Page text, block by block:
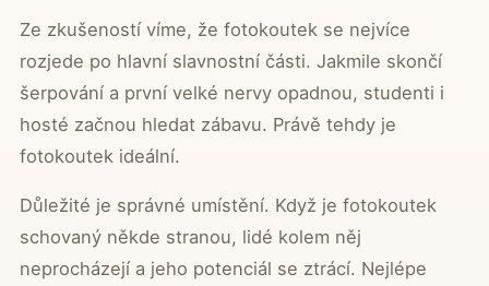
Ze zkušeností víme, že fotokoutek se nejvíce
rozjede po hlavní slavnostní části. Jakmile skončí
šerpování a první velké nervy opadnou, studenti i
hosté začnou hledat zábavu. Právě tehdy je
fotokoutek ideální.
Důležité je správné umístění. Když je fotokoutek
schovaný někde stranou, lidé kolem něj
neprocházejí a jeho potenciál se ztrácí. Nejlépe